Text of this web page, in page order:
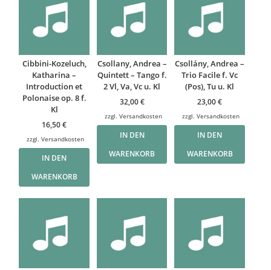
Cibbini-Kozeluch,
Katharina –
Introduction et
Polonaise op. 8 f.
Kl
16,50€
zzgl.Versandkosten
IN DEN
WARENKORB
Csollany, Andrea –
Quintett – Tango f.
2 Vl, Va, Vc u. Kl
32,00€
zzgl. Versandkosten
IN DEN
WARENKORB
Csollány, Andrea –
Trio Facile f. Vc
(Pos), Tu u. Kl
23,00€
zzgl.Versandkosten
IN DEN
WARENKORB